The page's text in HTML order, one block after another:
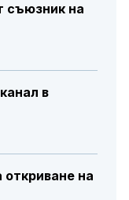
съюзник на
в
на